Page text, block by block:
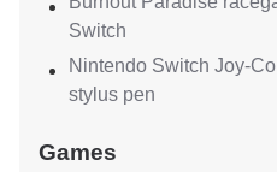
Switch
Nintendo Switch Joy-
stylus pen
Games